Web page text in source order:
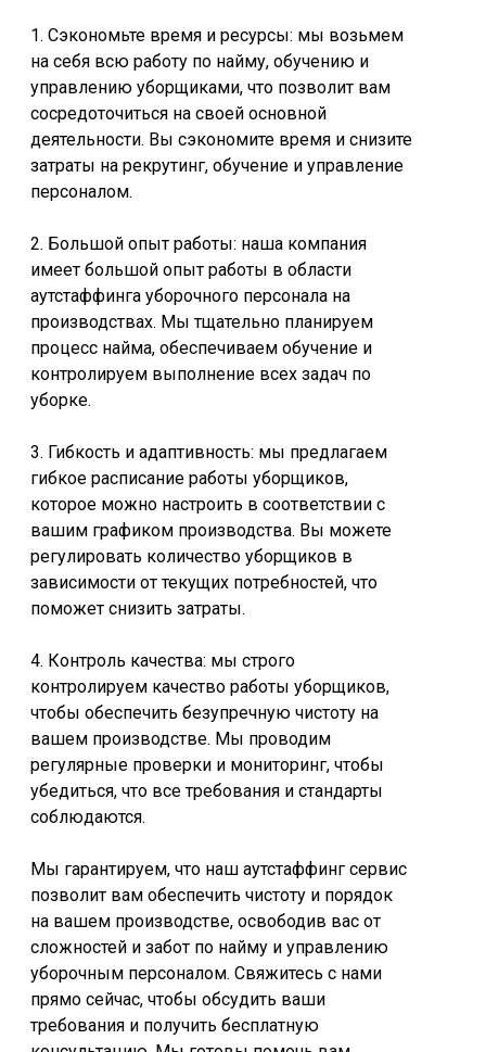
1. Сэкономьте время и ресурсы: мы возьмем
на себя всю работу по найму, обучению и
управлению уборщиками, что позволит вам
сосредоточиться на своей основной
деятельности. Вы сэкономите время и снизите
затраты на рекрутинг, обучение и управление
персоналом.
2. Большой опыт работы: наша компания
имеет большой опыт работы в области
аутстаффинга уборочного персонала на
производствах. Мы тщательно планируем
процесс найма, обеспечиваем обучение и
контролируем выполнение всех задач по
уборке.
3. Гибкость и адаптивность: мы предлагаем
гибкое расписание работы уборщиков,
которое можно настроить в соответствии с
вашим графиком производства. Вы можете
регулировать количество уборщиков в
зависимости от текущих потребностей, что
поможет снизить затраты.
4. Контроль качества: мы строго
контролируем качество работы уборщиков,
чтобы обеспечить безупречную чистоту на
вашем производстве. Мы проводим
регулярные проверки и мониторинг, чтобы
убедиться, что все требования и стандарты
соблюдаются.
Мы гарантируем, что наш аутстаффинг сервис
позволит вам обеспечить чистоту и порядок
на вашем производстве, освободив вас от
сложностей и забот по найму и управлению
уборочным персоналом. Свяжитесь с нами
прямо сейчас, чтобы обсудить ваши
требования и получить бесплатную